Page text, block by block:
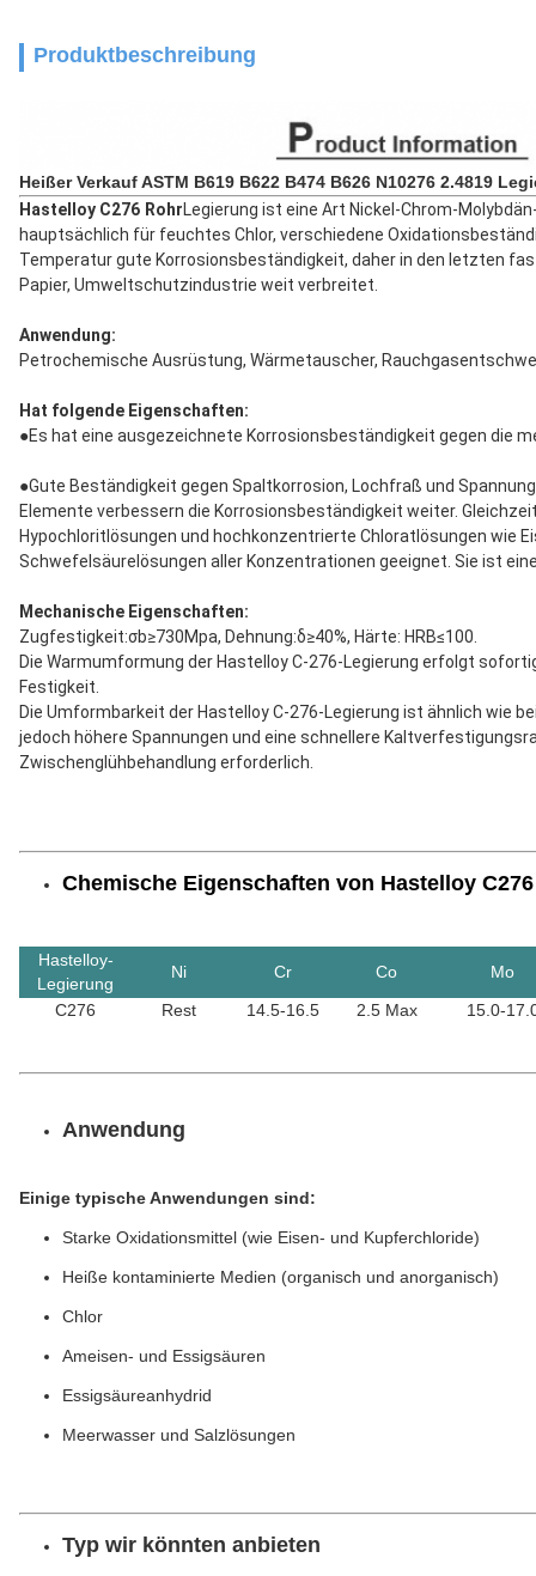
Produktbeschreibung
Heißer Verkauf ASTM B619 B622 B474 B626 N10276 2.4819
Hastelloy C276 RohrLegierung ist eine Art Nickel-Chrom-
hauptsächlich für feuchtes Chlor, verschiedene
Temperatur gute Korrosionsbeständigkeit, daher in den letzten
Papier, Umweltschutzindustrie weit verbreitet.
Anwendung:
Petrochemische Ausrüstung, Wärmetauscher,
Hat folgende Eigenschaften:
●Es hat eine ausgezeichnete Korrosionsbeständigkeit gegen die
●Gute Beständigkeit gegen Spaltkorrosion, Lochfraß und
Elemente verbessern die Korrosionsbeständigkeit weiter.
Hypochloritlösungen und hochkonzentrierte Chloratlösungen wie
Schwefelsäurelösungen aller Konzentrationen geeignet. Sie ist
Mechanische Eigenschaften:
Zugfestigkeit:σb≥730Mpa, Dehnung:δ≥40%, Härte: HRB≤100.
Die Warmumformung der Hastelloy C-276-Legierung erfolgt
Festigkeit.
Die Umformbarkeit der Hastelloy C-276-Legierung ist ähnlich wie
jedoch höhere Spannungen und eine schnellere
Zwischenglühbehandlung erforderlich.
Chemische Eigenschaften von Hastelloy
Hastelloy-
Legierung
Ni Cr Co
Mo
C276
Rest 14.5-16.5 2.5 Max 15.0-
Anwendung
Einige typische Anwendungen sind:
Starke Oxidationsmittel (wie Eisen- und Kupferchloride)
Heiße kontaminierte Medien (organisch und anorganisch)
Chlor
Ameisen- und Essigsäuren
Essigsäureanhydrid
Meerwasser und Salzlösungen
Typ wir könnten anbieten